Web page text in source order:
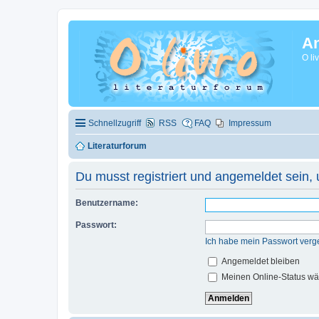
O
Schnellzugriff RSS FAQ Impressum
Literaturforum
Du musst registriert und angemeldet
Benutzername:
Passwort:
Ich habe mein Passwort
Angemeldet bleiben
Meinen Online-Status